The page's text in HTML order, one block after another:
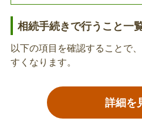
国民健康保険の届出（死
亡くなった方が世帯主であ
保険に加入している方がお
必要な場合、健康保険証の
バーカードをお持ちでない
資格確認書を交付します。
告書が必要になることがあ
故人の介護保険被保険者
相続手続きで行うこと一
以下の項目を確認することで
すくなります。
詳細を